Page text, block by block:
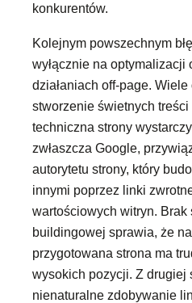
konkurentów.
Kolejnym powszechnym
wyłącznie na
działaniach off-page.
stworzenie świetnych
techniczna strony
zwłaszcza Google,
autorytetu strony, który
innymi poprzez linki
wartościowych witryn. Brak
buildingowej sprawia, że
przygotowana strona ma
wysokich pozycji. Z drugiej
nienaturalne zdobywanie